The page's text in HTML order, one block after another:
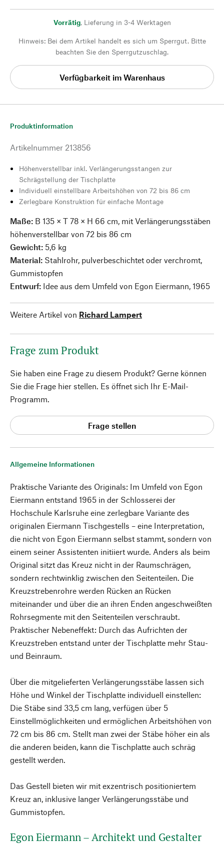
Vorrätig, Lieferung in 3-4 Werktagen
Hinweis: Bei dem Artikel handelt es sich um Sperrgut. Bitte
beachten Sie den Sperrgutzuschlag.
Verfügbarkeit im Warenhaus
Allgemeine Informationen
Praktische Variante des Originals: Im Umfeld von Egon
Eiermann entstand 1965 in der Schlosserei der
Hochschule Karlsruhe eine zerlegbare Variante des
originalen Eiermann Tischgestells – eine Interpretation,
die nicht von Egon Eiermann selbst stammt, sondern von
einem seiner Assistenten initiiert wurde. Anders als beim
Original sitzt das Kreuz nicht in der Raumschrägen,
sondern rechtwinklig zwischen den Seitenteilen. Die
Kreuzstrebenrohre werden Rücken an Rücken
miteinander und über die an ihren Enden angeschweißten
Rohrsegmente mit den Seitenteilen verschraubt.
Praktischer Nebeneffekt: Durch das Aufrichten der
Kreuzstreben entstand unter der Tischplatte mehr Stau-
und Beinraum.
Über die mitgelieferten Verlängerungsstäbe lassen sich
Höhe und Winkel der Tischplatte individuell einstellen:
Die Stäbe sind 33,5 cm lang, verfügen über 5
Einstellmöglichkeiten und ermöglichen Arbeitshöhen von
72 cm bis 86 cm. Stellt man zwei der Stäbe höher ein als
die anderen beiden, kann die Tischplatte auch schräg
gestellt werden.
Das Gestell bieten wir mit exzentrisch positioniertem
Kreuz an, inklusive langer Verlängerungsstäbe und
Gummistopfen.
Egon Eiermann – Architekt und Gestalter
Produktinformation
Artikelnummer 213856
Höhenverstellbar inkl. Verlängerungsstangen zur
Schrägstellung der Tischplatte
Individuell einstellbare Arbeitshöhen von 72 bis 86 cm
Zerlegbare Konstruktion für einfache Montage
Maße: B 135 × T 78 × H 66 cm, mit Verlängerungsstäben
höhenverstellbar von 72 bis 86 cm
Gewicht: 5,6 kg
Material: Stahlrohr, pulverbeschichtet oder verchromt,
Gummistopfen
Entwurf: Idee aus dem Umfeld von Egon Eiermann, 1965
Weitere Artikel von Richard Lampert
Frage zum Produkt
Sie haben eine Frage zu diesem Produkt? Gerne können
Sie die Frage hier stellen. Es öffnet sich Ihr E-Mail-
Programm.
Frage stellen